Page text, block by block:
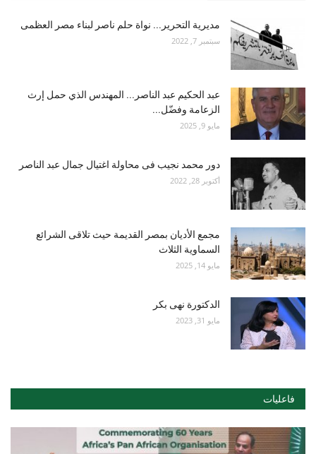
مديرية التحرير... نواة حلم ناصر لبناء مصر العظمى
سبتمبر 7, 2022
عبد الحكيم عبد الناصر... المهندس الذي حمل إرث
الزعامة وفضّل...
مايو 9, 2025
دور محمد نجيب فى محاولة اغتيال جمال عبد الناصر
أكتوبر 28, 2022
مجمع الأديان بمصر القديمة حيث تلاقى الشرائع
السماوية الثلاث
مايو 14, 2025
الدكتورة نهى بكر
مايو 31, 2023
فاعليات